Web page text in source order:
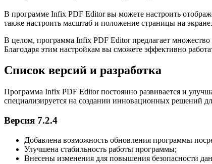
В программе Infix PDF Editor вы можете настроить
также настроить масштаб и положение страницы на экране.
В целом, программа Infix PDF Editor предлагает
Благодаря этим настройкам вы сможете эффективно
Список версий и разработка
Программа Infix PDF Editor постоянно развивается и
специализируется на создании инновационных решений
Версия 7.2.4
Добавлена возможность обновления программы
Улучшена стабильность работы программы;
Внесены изменения для повышения безопасности